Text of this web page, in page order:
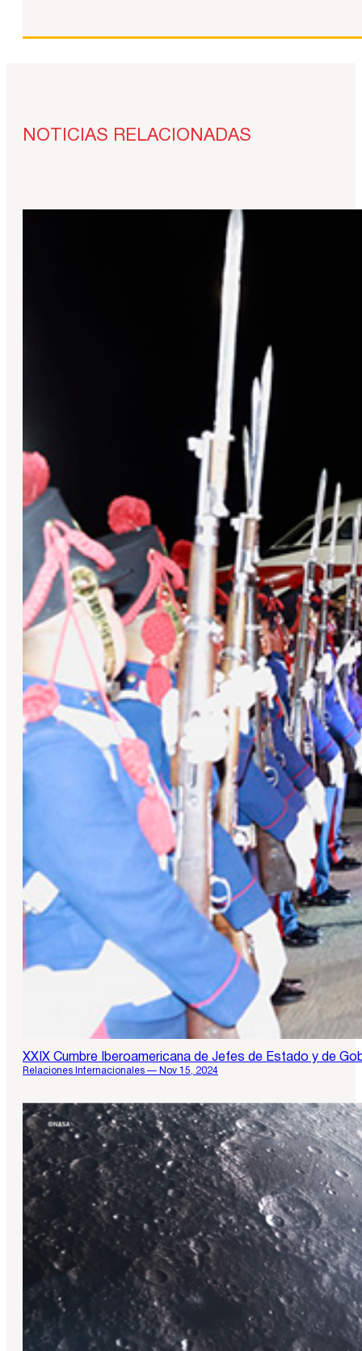
NOTICIAS RELACIONADAS
XXIX Cumbre Iberoamericana de Jefes de Estado y de
Relaciones Internacionales — Nov 15, 2024